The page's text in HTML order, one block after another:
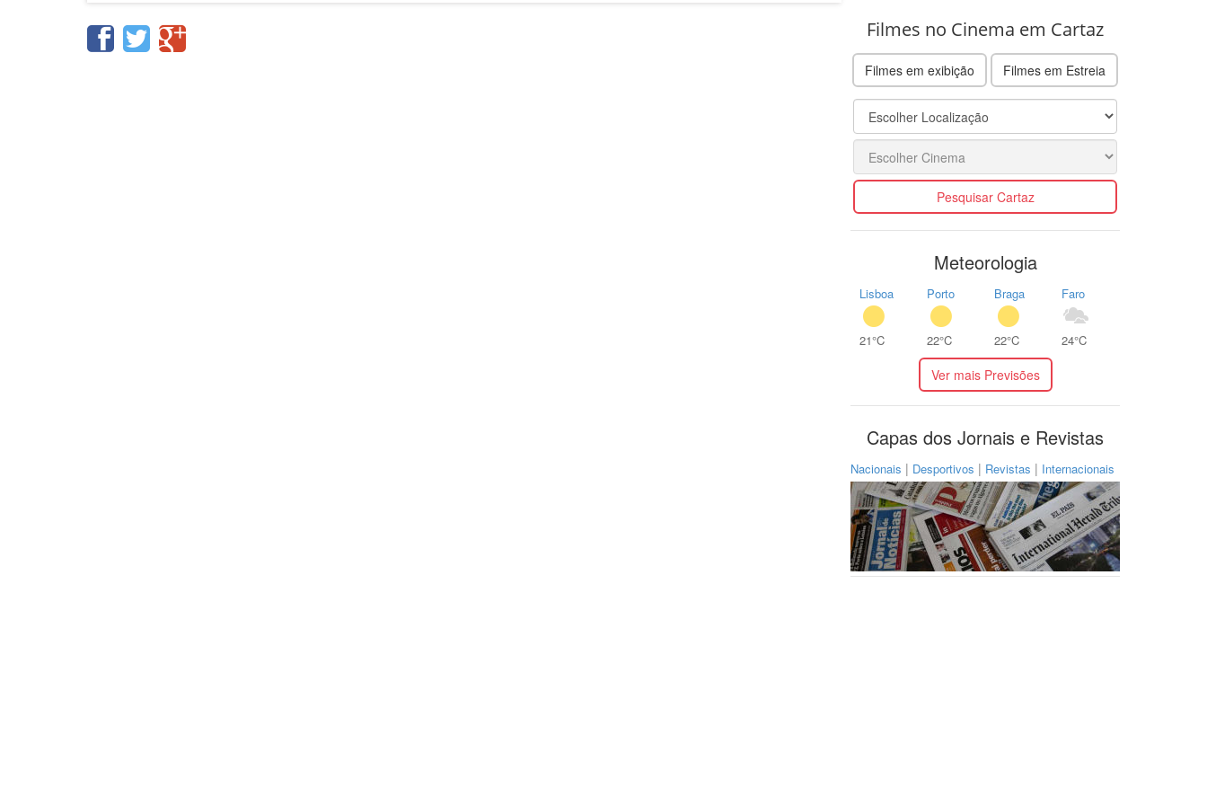
Filmes no Cinema em Cartaz
Filmes em exibição Filmes em Estreia
Pesquisar Cartaz
Meteorologia
Lisboa
21°C
Porto
22°C
Braga
22°C
Faro
24°C
Ver mais Previsões
Capas dos Jornais e Revistas
Nacionais | Desportivos | Revistas | Internacionais